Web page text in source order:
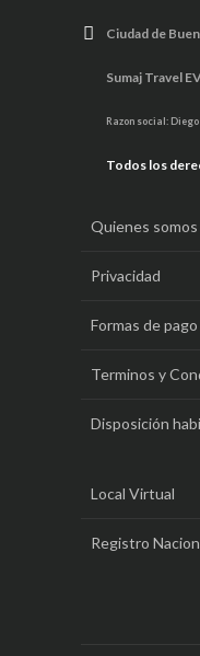
Ciudad de
Sumaj Travel
Razon social:
Todos los
Quienes somos
Privacidad
Formas de pago
Terminos y
Disposición
Local Virtual
Registro